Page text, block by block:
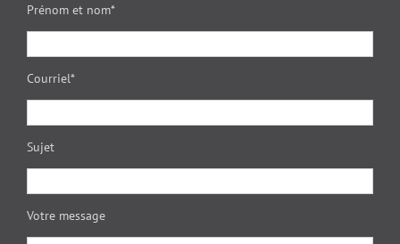
Prénom et nom*
Courriel*
Sujet
Votre message